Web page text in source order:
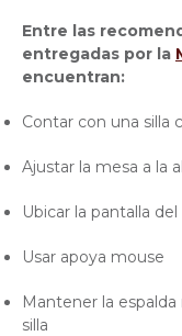
Entre las
entregadas por la
encuentran:
Contar con una silla
Ajustar la mesa a la
Ubicar la pantalla
Usar apoya mouse
Mantener la
silla